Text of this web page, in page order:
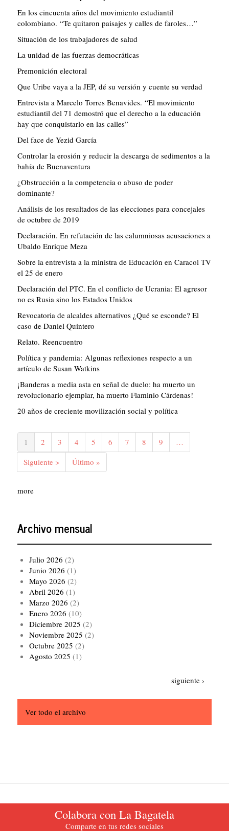
Colabora con La Bagatela
Comparte en tus redes sociales
En los cincuenta años del movimiento estudiantil
colombiano. “Te quitaron paisajes y calles de faroles…”
Situación de los trabajadores de salud
La unidad de las fuerzas democráticas
Premonición electoral
Que Uribe vaya a la JEP, dé su versión y cuente su verdad
Entrevista a Marcelo Torres Benavides. “El movimiento
estudiantil del 71 demostró que el derecho a la educación
hay que conquistarlo en las calles”
Del face de Yezid García
Controlar la erosión y reducir la descarga de sedimentos a la
bahía de Buenaventura
¿Obstrucción a la competencia o abuso de poder
dominante?
Análisis de los resultados de las elecciones para concejales
de octubre de 2019
Declaración. En refutación de las calumniosas acusaciones a
Ubaldo Enrique Meza
Sobre la entrevista a la ministra de Educación en Caracol TV
el 25 de enero
Declaración del PTC. En el conflicto de Ucrania: El agresor
no es Rusia sino los Estados Unidos
Revocatoria de alcaldes alternativos ¿Qué se esconde? El
caso de Daniel Quintero
Relato. Reencuentro
Política y pandemia: Algunas reflexiones respecto a un
artículo de Susan Watkins
¡Banderas a media asta en señal de duelo: ha muerto un
revolucionario ejemplar, ha muerto Flaminio Cárdenas!
20 años de creciente movilización social y política
Paginación
Página
actual
1 Página
2 Página
3 Página
4 Página
5 Página
6 Página
7 Página
8 Página
9
…
Siguiente
página
Siguiente >
Última
página
Último »
more
Archivo mensual
Julio 2026 (2)
Junio 2026 (1)
Mayo 2026 (2)
Abril 2026 (1)
Marzo 2026 (2)
Enero 2026 (10)
Diciembre 2025 (2)
Noviembre 2025 (2)
Octubre 2025 (2)
Agosto 2025 (1)
Siguiente
siguiente ›
Ver todo el archivo
La Bagatela. Periódico oficial del Partido del Trabajo de Colombia.